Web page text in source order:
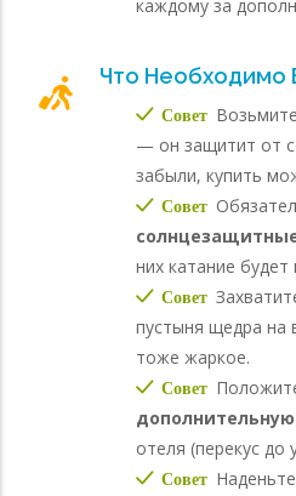
каждому за
Что Необходимо
Совет Возьмите
— он защитит от
забыли, купить
Совет
них катание
Совет
пустыня щедра на
тоже жаркое.
Совет
отеля (перекус до
Совет